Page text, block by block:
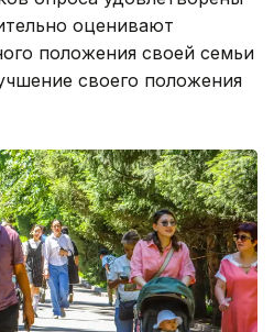
оценивают
положения своей семьи
своего положения